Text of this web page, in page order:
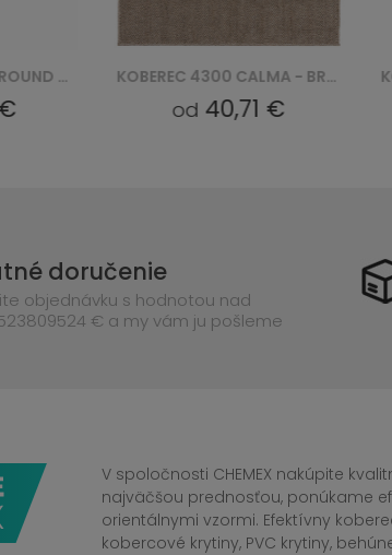
KOBEREC COFFEE PATTERNS 44 (CHOCOL)
od18,81 €
doručenie
objednávku s hodnotou nad
€ a my vám ju pošleme
V spoločnosti CHEMEX nakúpite
najväčšou prednosťou, ponúkame
orientálnymi vzormi. Efektívny
kobercové krytiny, PVC krytiny,